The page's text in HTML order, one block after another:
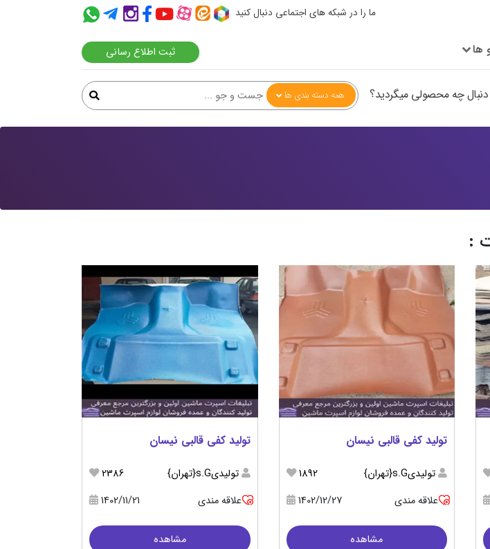
ما را در شبکه های اجتماعی دنبال کنید
ها ثبت اطلاع رسانی
دنبال چه محصولی میگردید؟ همه دسته بندی ها
:
تولید کفی قالبی نیسان
تولیدیs.G{تهران}
1892
علاقه مندی
1402/12/27
مشاهده
تولید کفی قالبی نیسان
تولیدیs.G{تهران}
2386
علاقه مندی
1402/11/21
مشاهده